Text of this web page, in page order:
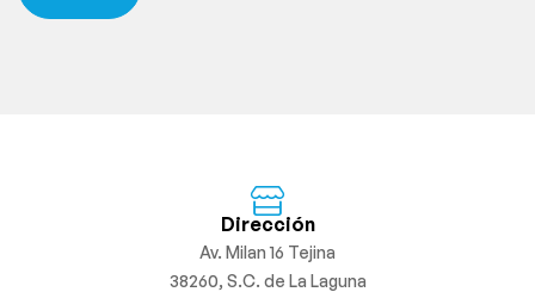
Dirección
Av. Milan 16 Tejina
38260, S.C. de La Laguna